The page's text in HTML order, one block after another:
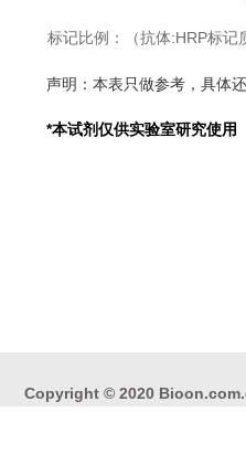
标记比例：（抗体:HRP标记
声明：本表只做参考，具体
*本试剂仅供实验室研究使用
Copyright © 2020